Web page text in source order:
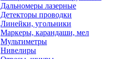
Дальномеры лазерные
Детекторы проводки
Линейки, угольники
Маркеры, карандаши, мел
Мультиметры
Нивелиры